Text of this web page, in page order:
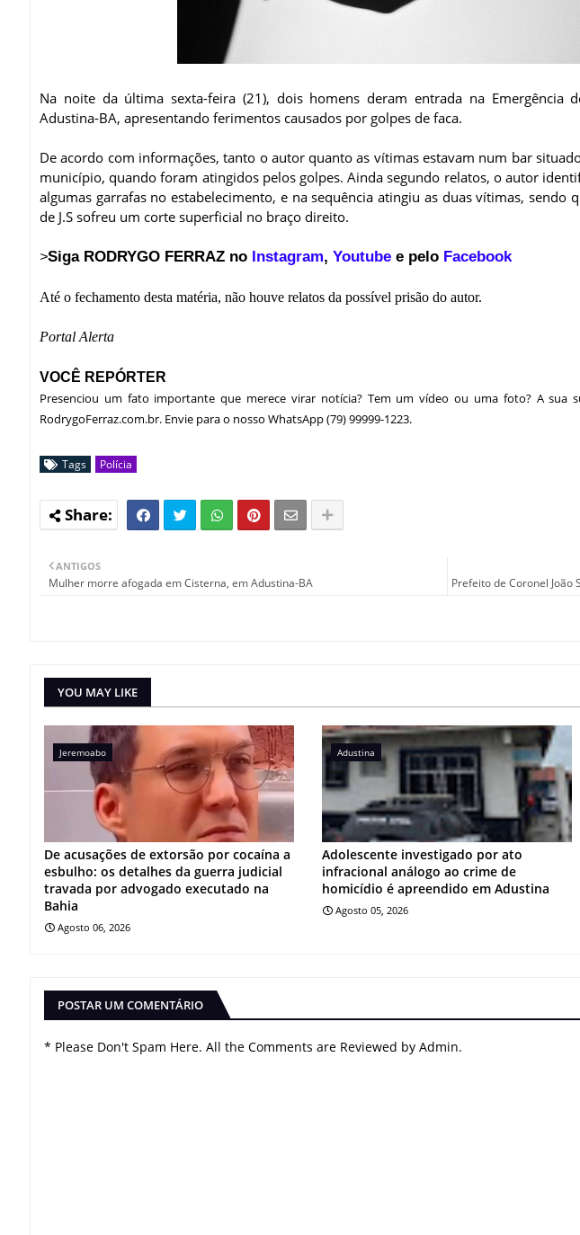
Na noite da última sexta-feira (21), dois homens deram entrada na Emergência
Adustina-BA, apresentando ferimentos causados por golpes de faca.
De acordo com informações, tanto o autor quanto as vítimas estavam num bar
município, quando foram atingidos pelos golpes. Ainda segundo relatos, o autor
algumas garrafas no estabelecimento, e na sequência atingiu as duas vítimas, sendo
de J.S sofreu um corte superficial no braço direito.
>Siga RODRYGO FERRAZ no Instagram, Youtube e pelo Facebook
Até o fechamento desta matéria, não houve relatos da possível prisão do autor.
Portal Alerta
VOCÊ REPÓRTER
Presenciou um fato importante que merece virar notícia? Tem um vídeo ou uma foto? A sua
RodrygoFerraz.com.br. Envie para o nosso WhatsApp (79) 99999-1223.
Tags Polícia
Prefeito de Coronel João
ANTIGOS
Mulher morre afogada em Cisterna, em Adustina-BA
YOU MAY LIKE
Jeremoabo
De acusações de extorsão por cocaína a
esbulho: os detalhes da guerra judicial
travada por advogado executado na
Bahia
Agosto 06, 2026
Adustina
Adolescente investigado por ato
infracional análogo ao crime de
homicídio é apreendido em Adustina
Agosto 05, 2026
POSTAR UM COMENTÁRIO
* Please Don't Spam Here. All the Comments are Reviewed by Admin.